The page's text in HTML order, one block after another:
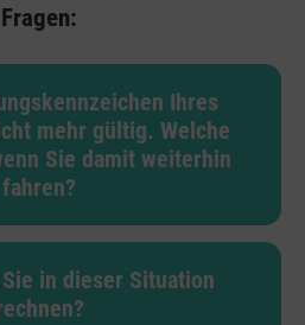
Fragen:
Ihres
mehr gültig. Welche
Sie damit weiterhin
fahren?
in dieser Situation